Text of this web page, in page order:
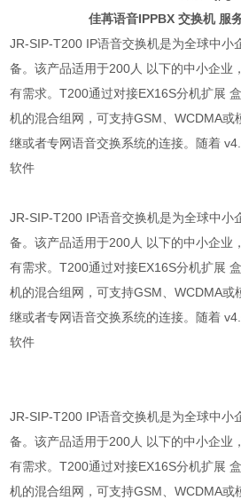
佳苒语音IPPBX 交换机 服
JR-SIP-T200 IP语音交换机是为全球中小
备。该产品适用于200人 以下的中小企业
有需求。T200通过对接EX16S分机扩展
机的混合组网，可支持GSM、WCDMA或
继或者专网语音交换系统的连接。随着
软件
JR-SIP-T200 IP语音交换机是为全球中小
备。该产品适用于200人 以下的中小企业
有需求。T200通过对接EX16S分机扩展
机的混合组网，可支持GSM、WCDMA或
继或者专网语音交换系统的连接。随着
软件
JR-SIP-T200 IP语音交换机是为全球中小
备。该产品适用于200人 以下的中小企业
有需求。T200通过对接EX16S分机扩展
机的混合组网，可支持GSM、WCDMA或